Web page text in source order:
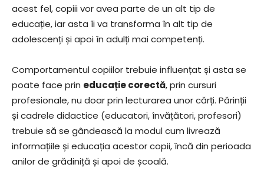
acest fel, copiii vor avea parte de un alt tip de
educație, iar asta îi va transforma în alt tip de
adolescenți și apoi în adulți mai competenți.
Comportamentul copiilor trebuie influențat și asta se
poate face prin educație corectă, prin cursuri
profesionale, nu doar prin lecturarea unor cărți. Părinții
și cadrele didactice (educatori, învățători, profesori)
trebuie să se gândească la modul cum livrează
informațiile și educația acestor copii, încă din perioada
anilor de grădiniță și apoi de școală.